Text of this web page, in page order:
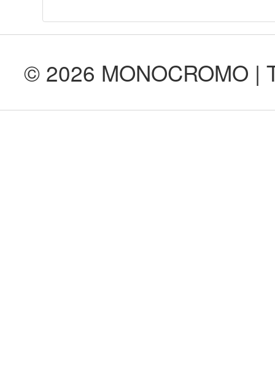
© 2026 MONOCROMO |